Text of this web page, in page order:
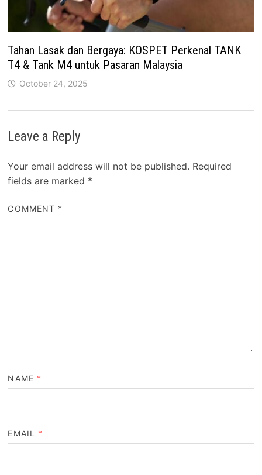
Tahan Lasak dan Bergaya: KOSPET Perkenal TANK
T4 & Tank M4 untuk Pasaran Malaysia
October 24, 2025
Leave a Reply
Your email address will not be published. Required
fields are marked *
COMMENT *
NAME *
EMAIL *